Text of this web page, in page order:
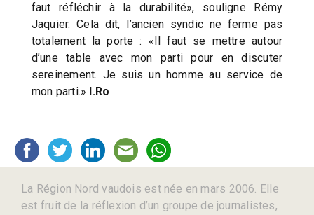
faut réfléchir à la durabilité», souligne Rémy
Jaquier. Cela dit, l’ancien syndic ne ferme pas
totalement la porte : «Il faut se mettre autour
d’une table avec mon parti pour en discuter
sereinement. Je suis un homme au service de
mon parti.» I.Ro
La Région Nord vaudois est née en mars 2006. Elle
est fruit de la réflexion d’un groupe de journalistes,